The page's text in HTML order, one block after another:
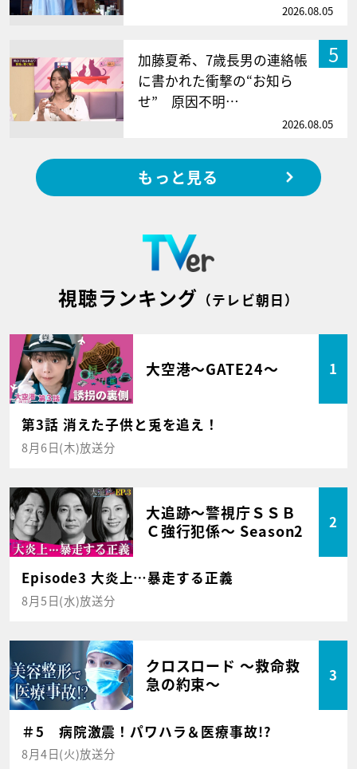
2026.08.05
5
加藤夏希、7歳長男の連絡帳
に書かれた衝撃の“お知ら
せ” 原因不明…
2026.08.05
もっと見る
視聴ランキング （テレビ朝日）
大空港～GATE24～ 1
第3話 消えた子供と兎を追え！
8月6日(木)放送分
大追跡～警視庁ＳＳＢ
Ｃ強行犯係～ Season2
2
Episode3 大炎上…暴走する正義
8月5日(水)放送分
クロスロード ～救命救
急の約束～
3
＃5 病院激震！パワハラ＆医療事故!?
8月4日(火)放送分